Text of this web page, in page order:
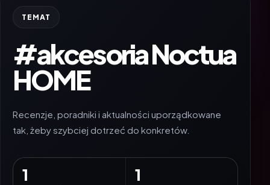
TEMAT
#akcesoria Noctua
HOME
Recenzje, poradniki i aktualności uporządkowane
tak, żeby szybciej dotrzeć do konkretów.
1 1